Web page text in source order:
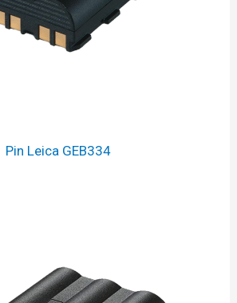
Pin Leica GEB334